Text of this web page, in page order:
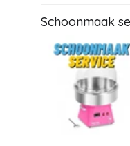
Schoonmaak